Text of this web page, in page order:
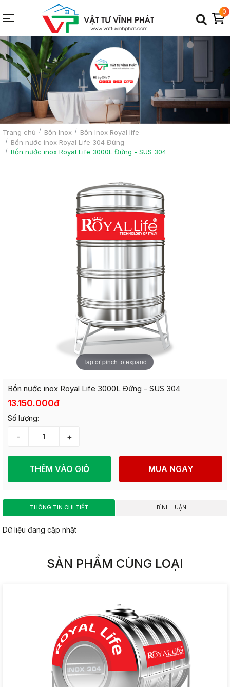
0
Trang chủ Bồn Inox
Bồn Inox Royal life
Bồn nước inox Royal Life 304 Đứng
Bồn nước inox Royal Life 3000L Đứng - SUS 304
Tap or pinch to expand
Bồn nước inox Royal Life 3000L Đứng - SUS 304
13.150.000đ
Số lượng:
- +
THÊM VÀO GIỎ MUA NGAY
THÔNG TIN CHI TIẾT BÌNH LUẬN
Dữ liệu đang cập nhật
SẢN PHẨM CÙNG LOẠI